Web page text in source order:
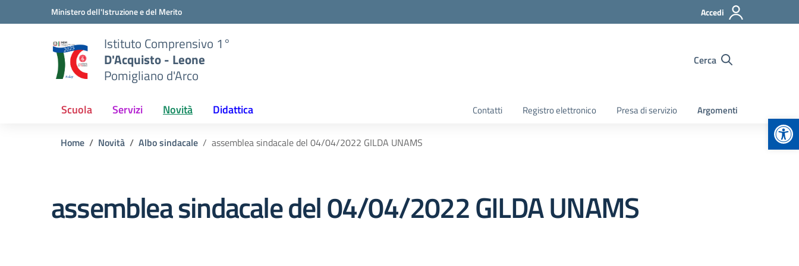
Vai ai contenuti
Vai al menu di navigazioneMinistero dell'Istruzione e del Merito Accedi
Istituto Comprensivo 1°
D'Acquisto - Leone
Pomigliano d'Arco
Cerca
Scuola Servizi Novità Didattica Contatti Registro elettronico Presa di servizio Argomenti
Home Novità Albo sindacale assemblea sindacale del 04/04/2022 GILDA UNAMS
assemblea sindacale del 04/04/2022 GILDA UNAMS